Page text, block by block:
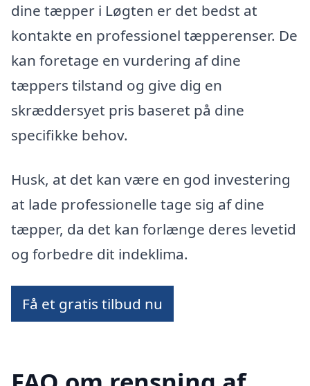
dine tæpper i Løgten er det bedst at
kontakte en professionel tæpperenser. De
kan foretage en vurdering af dine
tæppers tilstand og give dig en
skræddersyet pris baseret på dine
specifikke behov.
Husk, at det kan være en god investering
at lade professionelle tage sig af dine
tæpper, da det kan forlænge deres levetid
og forbedre dit indeklima.
Få et gratis tilbud nu